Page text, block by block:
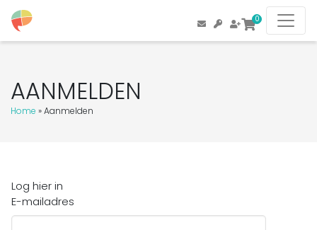
0
AANMELDEN
Home »Aanmelden
Log hier in
E-mailadres